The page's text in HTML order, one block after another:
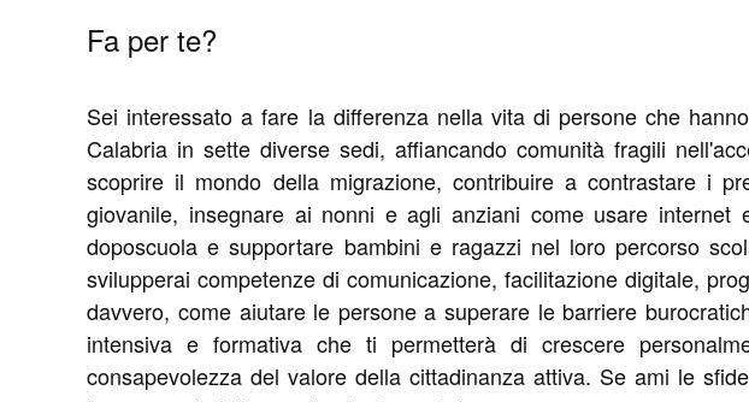
Fa per te?
Sei interessato a fare la differenza nella vita di persone che
Calabria in sette diverse sedi, affiancando comunità fragili
scoprire il mondo della migrazione, contribuire a contrastare i
giovanile, insegnare ai nonni e agli anziani come usare
doposcuola e supportare bambini e ragazzi nel loro percorso
svilupperai competenze di comunicazione, facilitazione digitale,
davvero, come aiutare le persone a superare le barriere
intensiva e formativa che ti permetterà di crescere
consapevolezza del valore della cittadinanza attiva. Se ami le